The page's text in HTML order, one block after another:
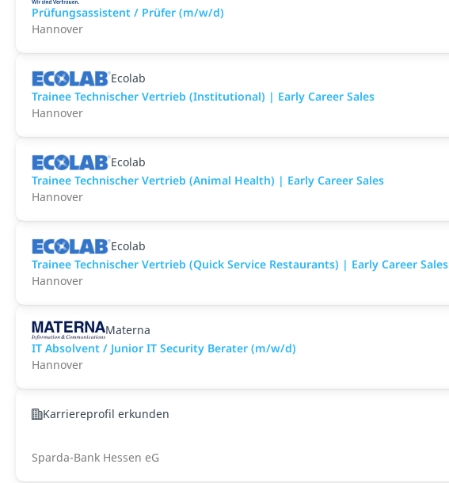
Prüfungsassistent / Prüfer (m/w/d)
Hannover
Ecolab
Trainee Technischer Vertrieb (Institutional) | Early Career Sales
Hannover
Ecolab
Trainee Technischer Vertrieb (Animal Health) | Early Career Sales
Hannover
Ecolab
Trainee Technischer Vertrieb (Quick Service Restaurants) | Early Career Sales
Hannover
Materna
IT Absolvent / Junior IT Security Berater (m/w/d)
Hannover
Karriereprofil erkunden
Sparda-Bank Hessen eG